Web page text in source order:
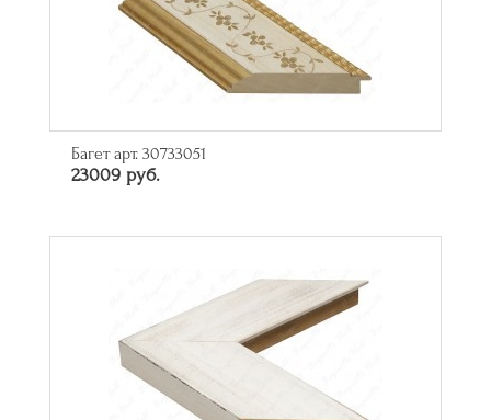
Багет арт. 30733051
23009 руб.